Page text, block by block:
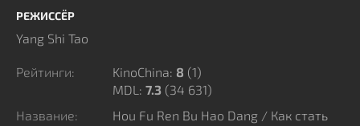
не подозревает, что его «жена» теперь чужой
человек. Привычные методы поведения
сталкиваются с жесткой системой правил, а
наставления свекрови превращают каждое действие
в проверку. Стремясь вернуть прежний уклад, он
нарушает запреты и оказывается запертым во
РЕЖИССЁР
Yang Shi Tao
Рейтинги: KinoChina: 8 (1)
MDL: 7.3 (34 631)
Название:
Hou Fu Ren Bu Hao Dang / Как стать